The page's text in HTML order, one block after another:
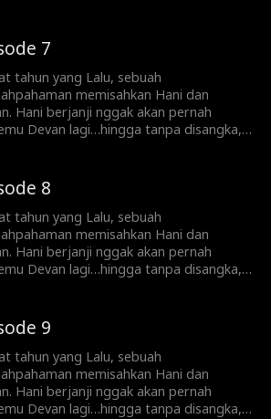
berdua nggak tahu itu!
7
tahun yang Lalu, sebuah
memisahkan Hani dan
Hani berjanji nggak akan pernah
Devan lagi…hingga tanpa disangka,
berdua nggak tahu itu!
8
tahun yang Lalu, sebuah
memisahkan Hani dan
Hani berjanji nggak akan pernah
Devan lagi…hingga tanpa disangka,
berdua nggak tahu itu!
9
tahun yang Lalu, sebuah
memisahkan Hani dan
Hani berjanji nggak akan pernah
Devan lagi…hingga tanpa disangka,